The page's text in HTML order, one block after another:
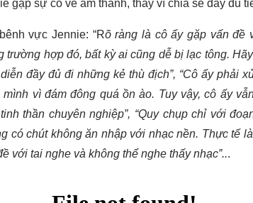
gặp sự cố về âm thanh, thay vì chia sẻ đầy đủ
vực Jennie: “Rõ ràng là cô ấy gặp vấn đề
trường hợp đó, bất kỳ ai cũng dễ bị lạc tông.
đầy đủ đi những kẻ thù địch”, “Cô ấy phải
mình vì đám đông quá ồn ào. Tuy vậy, cô ấy
thần chuyên nghiệp”, “Quy chụp chỉ với
có chút không ăn nhập với nhạc nền. Thực tế
với tai nghe và không thể nghe thấy nhạc”...